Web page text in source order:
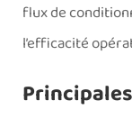
flux de
l’efficacité